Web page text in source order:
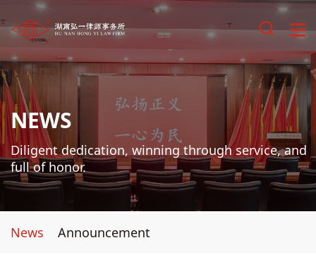
NEWS
Diligent dedication, winning through service, and
full of honor.
News Announcement